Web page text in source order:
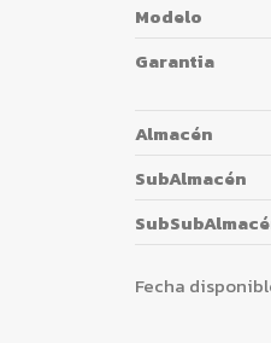
Modelo
Garantia
Almacén
SubAlmacén
Fecha